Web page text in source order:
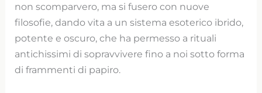
non scomparvero, ma si fusero con nuove
filosofie, dando vita a un sistema esoterico ibrido,
potente e oscuro, che ha permesso a rituali
antichissimi di sopravvivere fino a noi sotto forma
di frammenti di papiro.